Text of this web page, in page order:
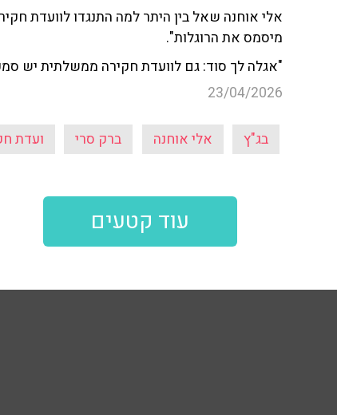
אלי אוחנה שאל בין היתר למה התנגדו לוועדת
מיסמס את הרוגלות".
"אגלה לך סוד: גם לוועדת חקירה ממשלתית יש
23/04/2026
בג"ץ אלי אוחנה ברק סרי ועדת
עוד קטעים